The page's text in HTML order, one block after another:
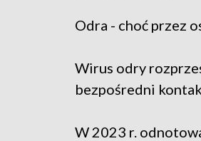
Odra - choć przez
Wirus odry
bezpośredni
W 2023 r.